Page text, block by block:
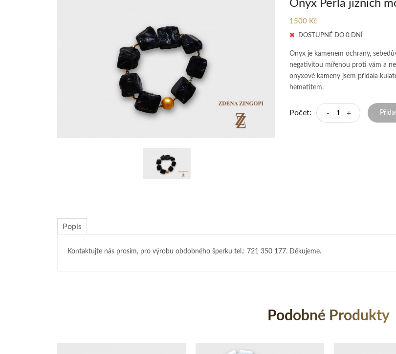
Onyx Perla jižních
1500 Kč
DOSTUPNÉ DO 0 DNÍ
Onyx je kamenem ochrany,
negativitou mířenou proti vám a
onyxové kameny jsem přidala
hematitem.
Počet: - +
Popis
Kontaktujte nás prosím, pro výrobu obdobného šperku tel.: 721 350 177. Děkujeme.
Podobné Produkty